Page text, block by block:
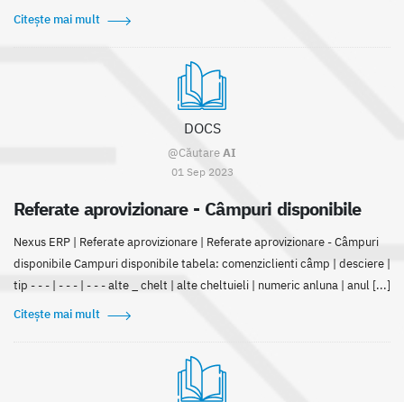
Citește mai mult
DOCS
@CăutareAI
01 Sep 2023
Referate aprovizionare - Câmpuri disponibile
Nexus ERP | Referate aprovizionare | Referate aprovizionare - Câmpuri
disponibile Campuri disponibile tabela: comenziclienti câmp | desciere |
tip - - - | - - - | - - - alte _ chelt | alte cheltuieli | numeric anluna | anul [...]
Citește mai mult